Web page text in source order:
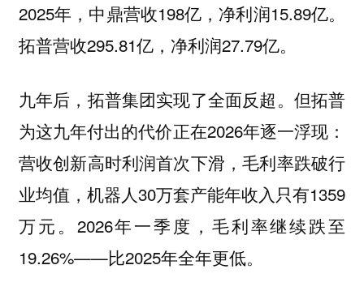
2025年，中鼎营收198亿，净利润15.89亿。
拓普营收295.81亿，净利润27.79亿。
九年后，拓普集团实现了全面反超。但拓普
为这九年付出的代价正在2026年逐一浮现：
营收创新高时利润首次下滑，毛利率跌破行
业均值，机器人30万套产能年收入只有1359
万元。2026年一季度，毛利率继续跌至
19.26%——比2025年全年更低。